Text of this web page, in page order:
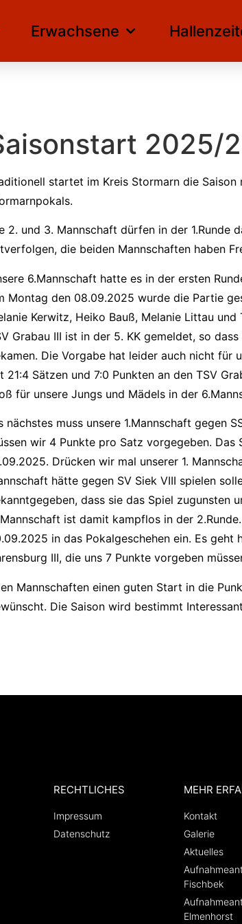
Erwachsene
2025/
startet im Kreis Stormarn die Saison
2. und 3. Mannschaft dürfen in der 1.Runde
die beiden Mannschaften haben
6.Mannschaft hatte es in der ersten
Montag den 08.09.2025 wurde die Partie
Kerwitz, Heiko Bauß, Melanie Littau
Grabau III ist in der 5. KK gemeldet, so
Die Vorgabe hat leider auch nicht für
21:4 Sätzen und 7:0 Punkten an den TSV
für unsere Jungs und Mädels in der
nächstes muss unsere 1.Mannschaft gegen
wir 4 Punkte pro Satz vorgegeben.
Drücken wir mal unserer 1.
hätte gegen SV Siek VIII spielen
dass sie das Spiel zugunsten
ist damit kampflos in der
in das Pokalgeschehen ein. Es geht
III, die uns 7 Punkte vorgeben
Mannschaften einen guten Start in die
Die Saison wird bestimmt
RECHTLICHES
Impressum
Datenschutz
MEHR
Kontakt
Galerie
Aktuelles
Fischbek
Elmenhorst